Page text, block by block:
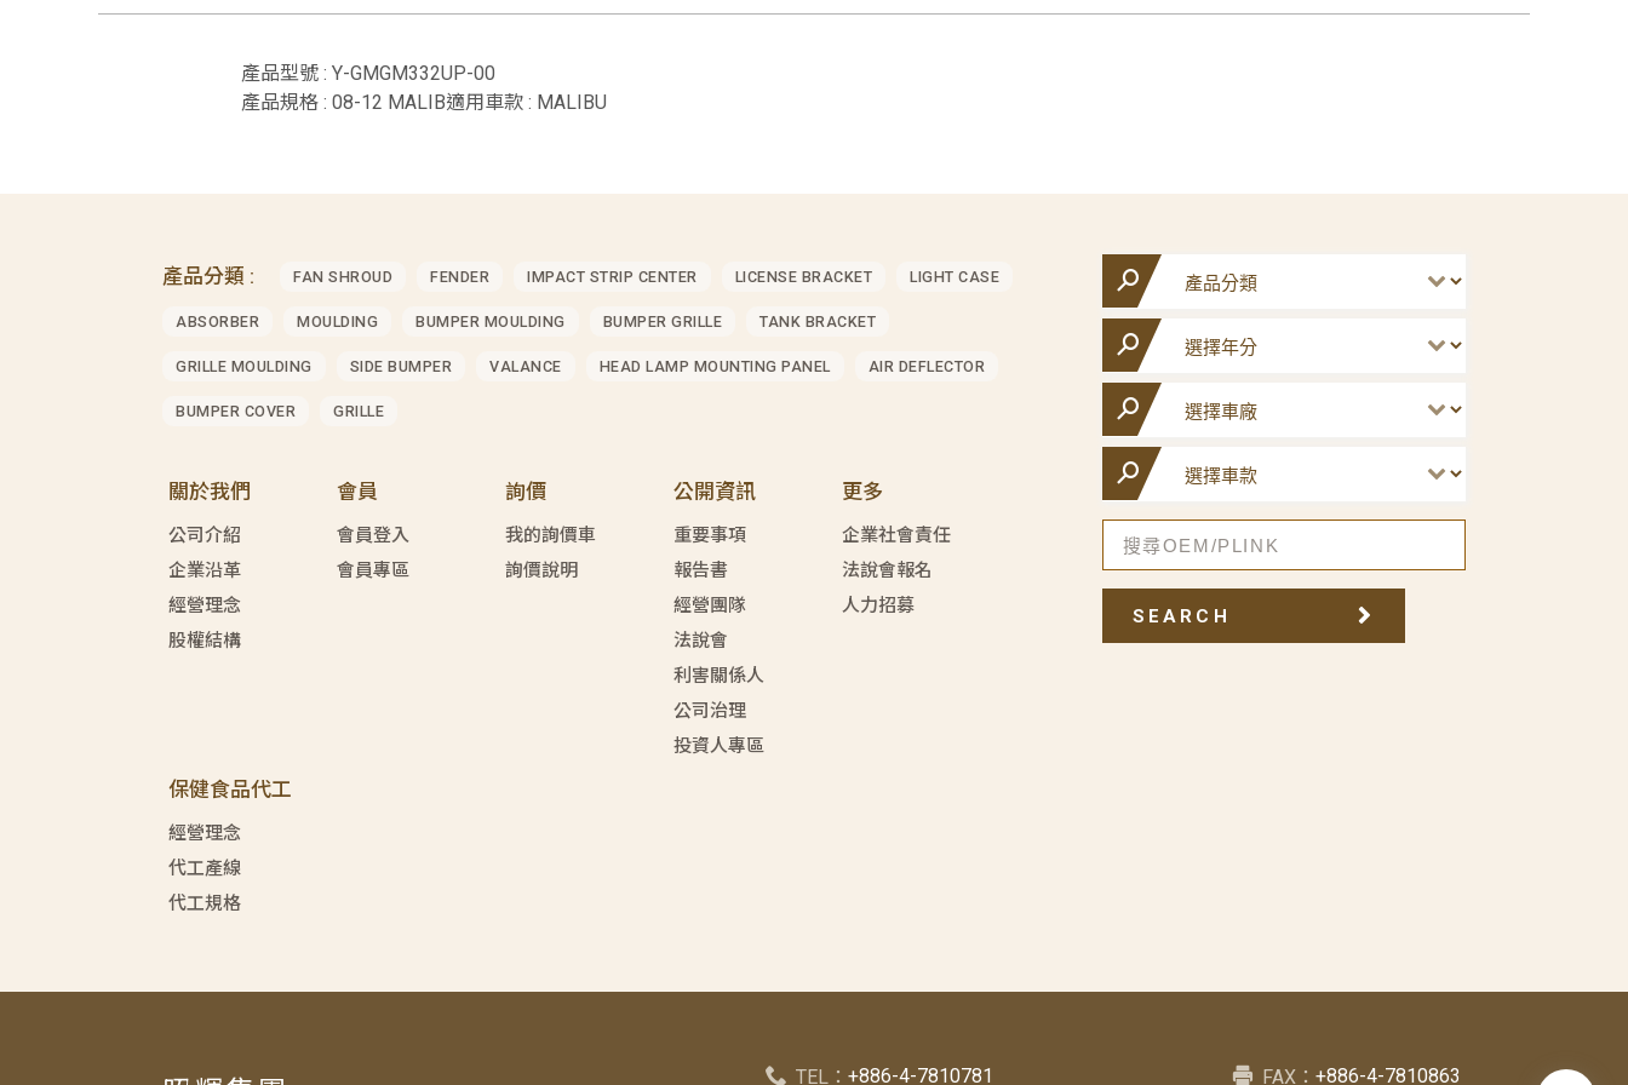
產品型號 : Y-GMGM332UP-00
產品規格 : 08-12 MALIB適用車款 : MALIBU
產品分類 : FAN SHROUD FENDER IMPACT STRIP CENTER LICENSE BRACKET LIGHT CASE
ABSORBER MOULDING BUMPER MOULDING BUMPER GRILLE TANK BRACKET
GRILLE MOULDING SIDE BUMPER VALANCE HEAD LAMP MOUNTING PANEL AIR DEFLECTOR
BUMPER COVER GRILLE
關於我們
公司介紹
企業沿革
經營理念
股權結構
會員
會員登入
會員專區
詢價
我的詢價車
詢價說明
公開資訊
重要事項
報告書
經營團隊
法說會
利害關係人
公司治理
投資人專區
更多
企業社會責任
法說會報名
人力招募
保健食品代工
經營理念
代工產線
代工規格
SEARCH
TEL： +886-4-7810781 FAX：+886-4-7810863